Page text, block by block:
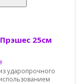
25см
ударопрочного